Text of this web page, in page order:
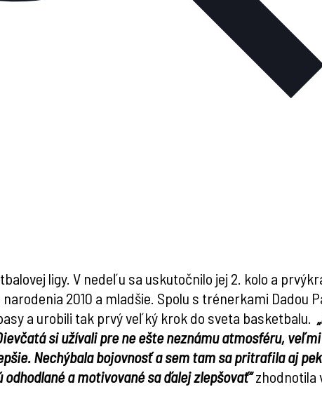
ligy. V nedeľu sa uskutočnilo jej 2. kolo a
2010 a mladšie. Spolu s trénerkami Dadou
a urobili tak prvý veľký krok do sveta basketbalu.
si užívali pre ne ešte neznámu atmosféru,
Nechýbala bojovnosť a sem tam sa pritrafila aj
a motivované sa ďalej zlepšovať“zhodnotila